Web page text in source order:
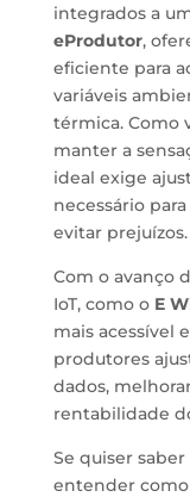
integrados a
eProdutor,
eficiente para
variáveis
térmica. Como
manter a
ideal exige
necessário
evitar prejuízos.
Com o avanço
IoT, como o E
mais acessível
produtores
dados,
rentabilidade
Se quiser
entender